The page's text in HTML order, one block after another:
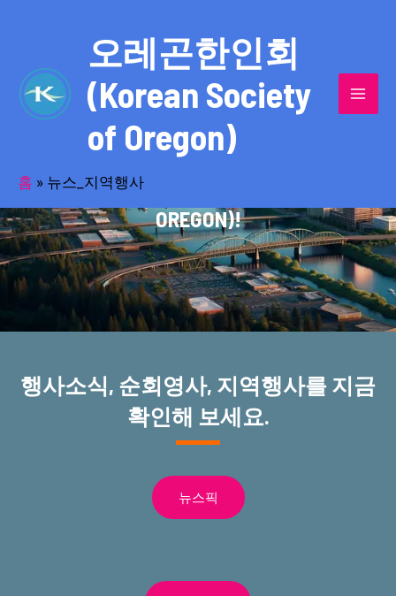
오레곤한인회
(Korean Society
of Oregon)
홈 » 뉴스_지역행사
반세기의 세월을 품고 동포사회를 섬겨온
오레곤한인회(KOREAN SOCIETY OF
OREGON)!
행사소식, 순회영사, 지역행사를 지금
확인해 보세요.
뉴스픽